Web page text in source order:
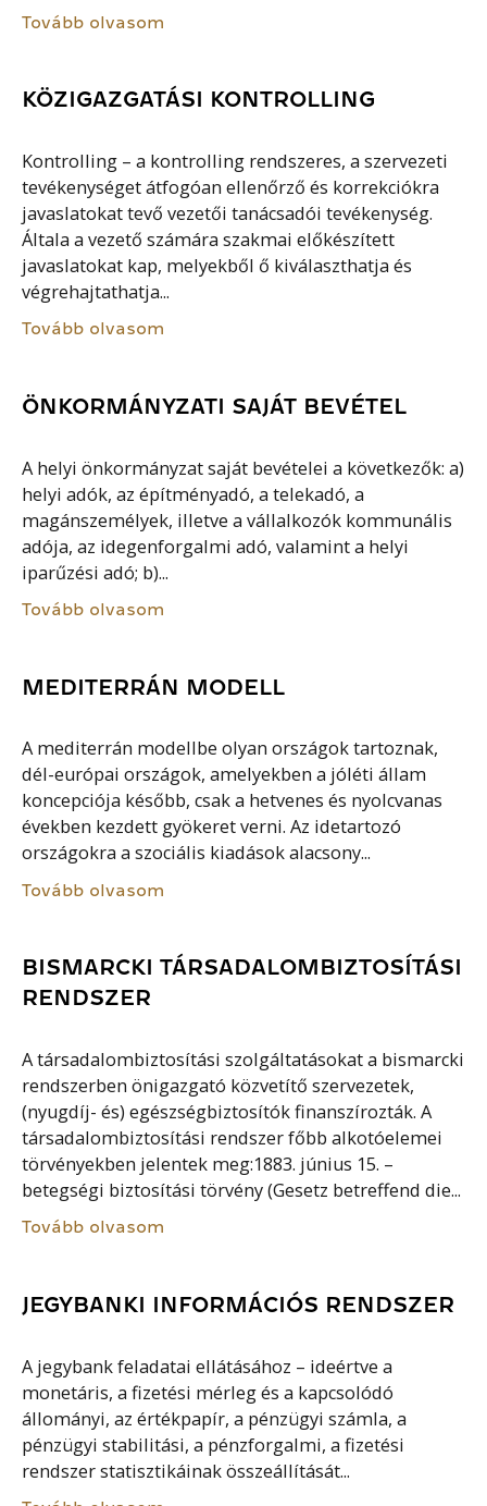
Tovább olvasom
KÖZIGAZGATÁSI KONTROLLING
Kontrolling – a kontrolling rendszeres, a szervezeti
tevékenységet átfogóan ellenőrző és korrekciókra
javaslatokat tevő vezetői tanácsadói tevékenység.
Általa a vezető számára szakmai előkészített
javaslatokat kap, melyekből ő kiválaszthatja és
végrehajtathatja...
Tovább olvasom
ÖNKORMÁNYZATI SAJÁT BEVÉTEL
A helyi önkormányzat saját bevételei a következők: a)
helyi adók, az építményadó, a telekadó, a
magánszemélyek, illetve a vállalkozók kommunális
adója, az idegenforgalmi adó, valamint a helyi
iparűzési adó; b)...
Tovább olvasom
MEDITERRÁN MODELL
A mediterrán modellbe olyan országok tartoznak,
dél-európai országok, amelyekben a jóléti állam
koncepciója később, csak a hetvenes és nyolcvanas
években kezdett gyökeret verni. Az idetartozó
országokra a szociális kiadások alacsony...
Tovább olvasom
BISMARCKI TÁRSADALOMBIZTOSÍTÁSI
RENDSZER
A társadalombiztosítási szolgáltatásokat a bismarcki
rendszerben önigazgató közvetítő szervezetek,
(nyugdíj- és) egészségbiztosítók finanszírozták. A
társadalombiztosítási rendszer főbb alkotóelemei
törvényekben jelentek meg:1883. június 15. –
betegségi biztosítási törvény (Gesetz betreffend die...
Tovább olvasom
JEGYBANKI INFORMÁCIÓS RENDSZER
A jegybank feladatai ellátásához – ideértve a
monetáris, a fizetési mérleg és a kapcsolódó
állományi, az értékpapír, a pénzügyi számla, a
pénzügyi stabilitási, a pénzforgalmi, a fizetési
rendszer statisztikáinak összeállítását...